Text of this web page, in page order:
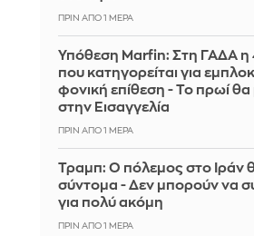
ΠΡΙΝ ΑΠΌ 1 ΜΈΡΑ
Υπόθεση Marfin: Στη ΓΑΔΑ η
που κατηγορείται για
φονική επίθεση - Το πρωί
στην Εισαγγελία
ΠΡΙΝ ΑΠΌ 1 ΜΈΡΑ
Τραμπ: Ο πόλεμος στο Ιράν
σύντομα - Δεν μπορούν να
για πολύ ακόμη
ΠΡΙΝ ΑΠΌ 1 ΜΈΡΑ